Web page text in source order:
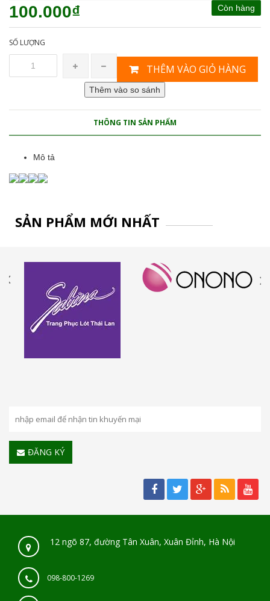
Còn hàng
100.000₫
SỐ LƯỢNG
THÊM VÀO GIỎ HÀNG
THÔNG TIN SẢN PHẨM
Mô tả
SẢN PHẨM MỚI NHẤT
ĐĂNG KÝ
12 ngõ 87, đường Tân Xuân, Xuân Đỉnh, Hà Nội
098-800-1269